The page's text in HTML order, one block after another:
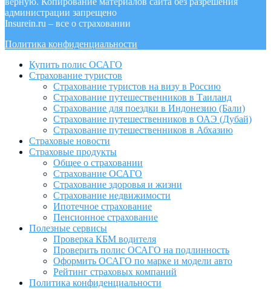
администрации запрещено
Insurein.ru – все о страховании
Политика конфиденциальности
Купить полис ОСАГО
Страхование туристов
Страхование туристов на визу в Россию
Страхование путешественников в Таиланд
Страхование для поездки в Индонезию (Бали)
Страхование путешественников в ОАЭ (Дубай)
Страхование путешественников в Абхазию
Страховые новости
Страховые продукты
Общее о страховании
Страхование ОСАГО
Страхование здоровья и жизни
Страхование недвижимости
Ипотечное страхование
Пенсионное страхование
Полезные сервисы
Проверка КБМ водителя
Проверить полис ОСАГО на подлинность
Оформить ОСАГО по марке и модели авто
Рейтинг страховых компаний
Политика конфиденциальности